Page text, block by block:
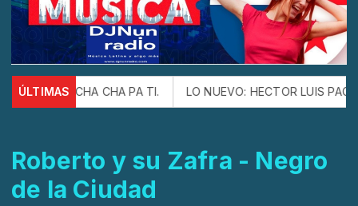
ÚLTIMAS
ESTE CHA CHA PA TI. LO NUEVO: HECTOR LUIS PAGAN
Roberto y su Zafra - Negro
de la Ciudad